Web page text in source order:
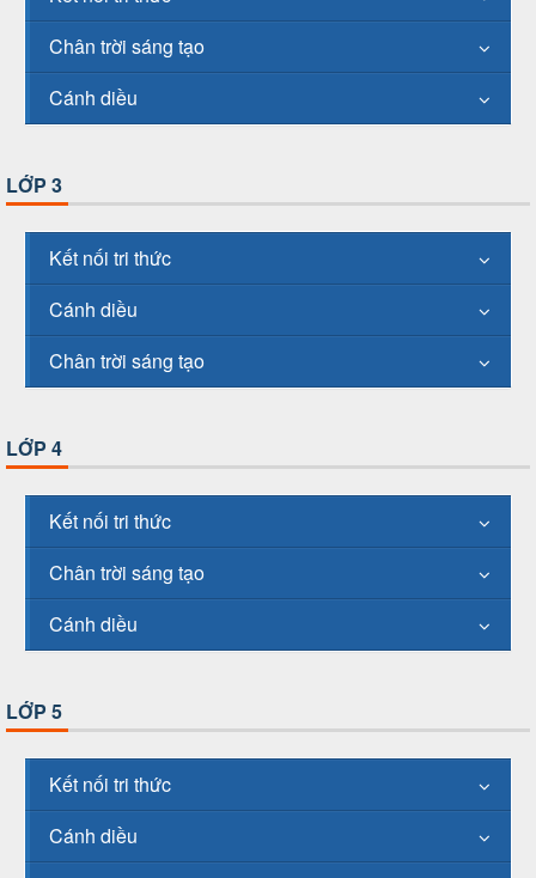
Chân trời sáng tạo
Cánh diều
LỚP 3
Kết nối tri thức
Cánh diều
Chân trời sáng tạo
LỚP 4
Kết nối tri thức
Chân trời sáng tạo
Cánh diều
LỚP 5
Kết nối tri thức
Cánh diều